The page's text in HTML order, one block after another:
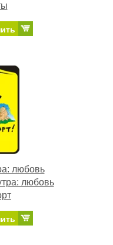
любовь
любовь